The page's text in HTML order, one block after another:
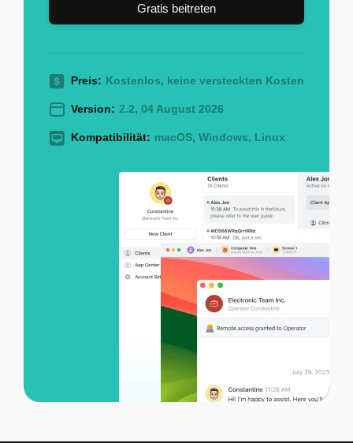
Gratis beitreten
Preis: Kostenlos, keine versteckten Kosten
Version: 2.2, 04 August 2026
Kompatibilität: macOS, Windows, Linux